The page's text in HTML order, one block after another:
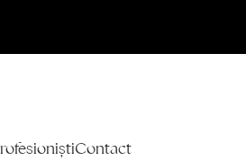
Contact